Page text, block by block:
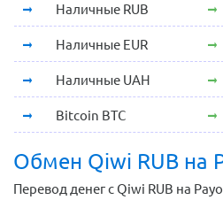
Наличные RUB
Наличные EUR
Наличные UAH
Bitcoin BTC
Обмен Qiwi RUB на
Перевод денег с Qiwi RUB на